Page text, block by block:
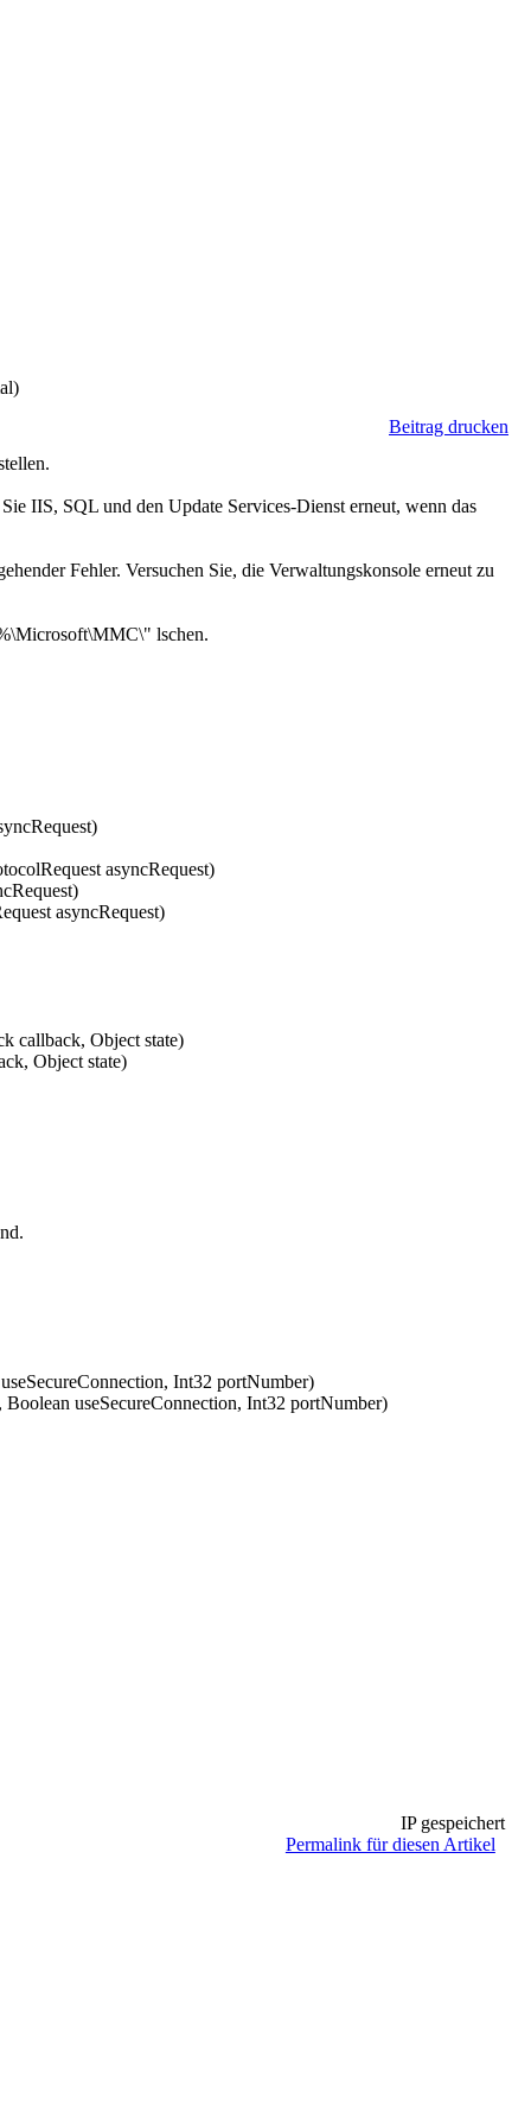
Beitrag drucken
IIS, SQL und den Update Services-Dienst erneut, wenn das
Fehler. Versuchen Sie, die Verwaltungskonsole erneut zu
lschen.
asyncRequest)
asyncRequest)
callback, Object state)
Object state)
Int32 portNumber)
useSecureConnection, Int32 portNumber)
IP gespeichert
Permalink für diesen Artikel